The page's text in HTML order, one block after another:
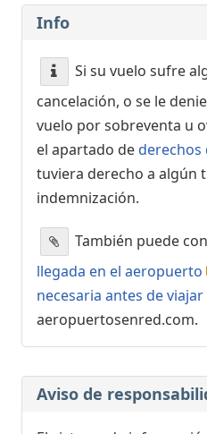
Info
Si su vuelo sufre
cancelación, o se le
vuelo por sobreventa u
el apartado dederechos
tuviera derecho a algún
indemnización.
También puede
llegada en el aeropuerto
necesaria antes de viajar
aeropuertosenred.com.
Aviso de